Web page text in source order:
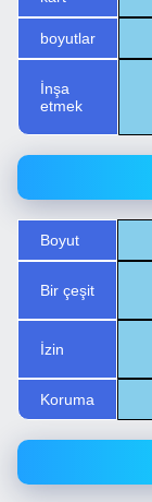
boyutlar
İnşa
etmek
Boyut
Bir çeşit
İzin
Koruma